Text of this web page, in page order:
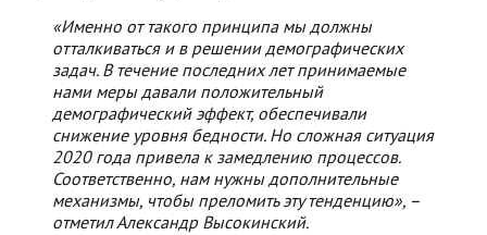
«Именно от такого принципа мы должны
отталкиваться и в решении демографических
задач. В течение последних лет принимаемые
нами меры давали положительный
демографический эффект, обеспечивали
снижение уровня бедности. Но сложная ситуация
2020 года привела к замедлению процессов.
Соответственно, нам нужны дополнительные
механизмы, чтобы преломить эту тенденцию», –
отметил Александр Высокинский.